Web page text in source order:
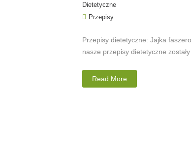
Dietetyczne
Przepisy
Przepisy dietetyczne: Jajka
nasze przepisy dietetyczne zostały
Read More